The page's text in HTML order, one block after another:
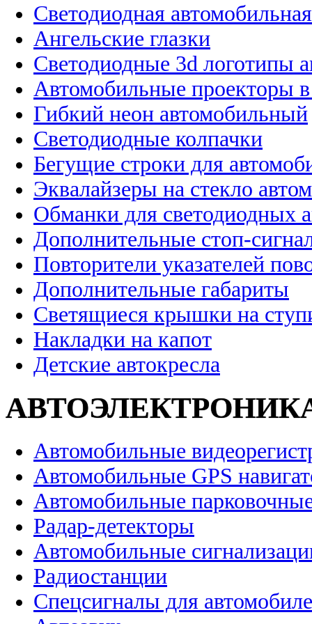
Светодиодная
Ангельские глазки
Светодиодные 3d логотипы
Автомобильные проекторы
Гибкий неон автомобильный
Светодиодные колпачки
Бегущие строки для
Эквалайзеры на стекло
Обманки для светодиодных
Дополнительные стоп-
Повторители указателей
Дополнительные габариты
Светящиеся крышки на
Накладки на капот
Детские автокресла
Автомобильные
Автомобильные GPS
Автомобильные
Радар-детекторы
Автомобильные
Радиостанции
Спецсигналы для